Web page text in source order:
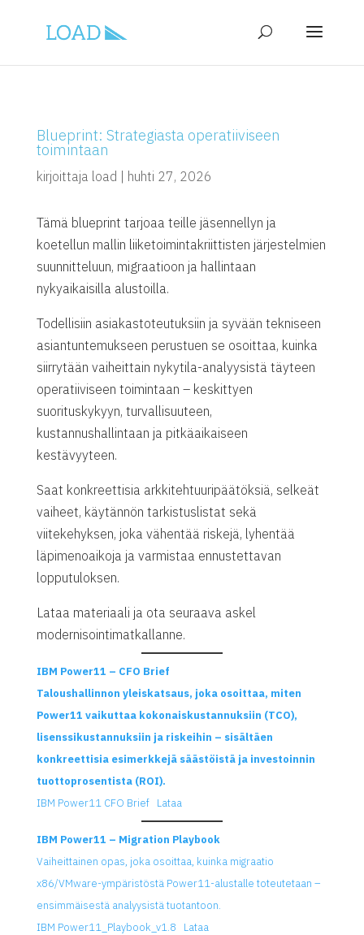
Blueprint: Strategiasta operatiiviseen
toimintaan
kirjoittaja load huhti 27, 2026
Tämä blueprint tarjoaa teille jäsennellyn ja
koetellun mallin liiketoimintakriittisten järjestelmien
suunnitteluun, migraatioon ja hallintaan
nykyaikaisilla alustoilla.
Todellisiin asiakastoteutuksiin ja syvään tekniseen
asiantuntemukseen perustuen se osoittaa, kuinka
siirrytään vaiheittain nykytila-analyysistä täyteen
operatiiviseen toimintaan – keskittyen
suorituskykyyn, turvallisuuteen,
kustannushallintaan ja pitkäaikaiseen
kestävyyteen.
Saat konkreettisia arkkitehtuuripäätöksiä, selkeät
vaiheet, käytännön tarkistuslistat sekä
viitekehyksen, joka vähentää riskejä, lyhentää
läpimenoaikoja ja varmistaa ennustettavan
lopputuloksen.
Lataa materiaali ja ota seuraava askel
modernisointimatkallanne.
IBM Power11 – CFO Brief
Taloushallinnon yleiskatsaus, joka osoittaa, miten
Power11 vaikuttaa kokonaiskustannuksiin (TCO),
lisenssikustannuksiin ja riskeihin – sisältäen
konkreettisia esimerkkejä säästöistä ja investoinnin
tuottoprosentista (ROI).
IBM Power11 CFO Brief
Lataa
IBM Power11 – Migration Playbook
Vaiheittainen opas, joka osoittaa, kuinka migraatio
x86/VMware-ympäristöstä Power11-alustalle toteutetaan –
ensimmäisestä analyysistä tuotantoon.
IBM Power11_Playbook_v1.8
Lataa